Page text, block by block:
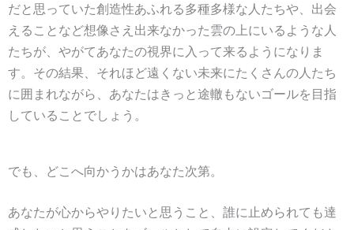
だと思っていた創造性あふれる多種多様な人たちや、出会
えることなど想像さえ出来なかった雲の上にいるような人
たちが、やがてあなたの視界に入って来るようになりま
す。その結果、それほど遠くない未来にたくさんの人たち
に囲まれながら、あなたはきっと途轍もないゴールを目指
していることでしょう。
でも、どこへ向かうかはあなた次第。
あなたが心からやりたいと思うこと、誰に止められても達